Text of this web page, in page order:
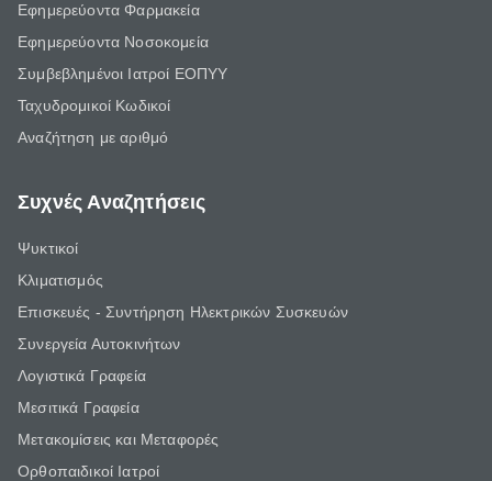
Εφημερεύοντα Φαρμακεία
Εφημερεύοντα Νοσοκομεία
Συμβεβλημένοι Ιατροί ΕΟΠΥΥ
Ταχυδρομικοί Κωδικοί
Αναζήτηση με αριθμό
Συχνές Αναζητήσεις
Ψυκτικοί
Κλιματισμός
Επισκευές - Συντήρηση Ηλεκτρικών Συσκευών
Συνεργεία Αυτοκινήτων
Λογιστικά Γραφεία
Μεσιτικά Γραφεία
Μετακομίσεις και Μεταφορές
Ορθοπαιδικοί Ιατροί